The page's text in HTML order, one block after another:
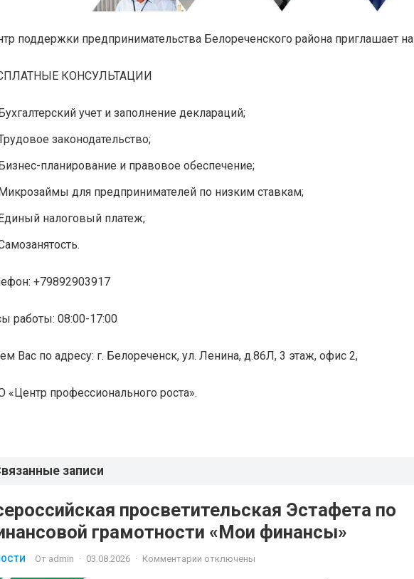
поддержки предпринимательства Белореченского района приглашает на
КОНСУЛЬТАЦИИ
учет и заполнение деклараций;
законодательство;
планирование и правовое обеспечение;
для предпринимателей по низким ставкам;
налоговый платеж;
+79892903917
работы: 08:00-17:00
Вас по адресу: г. Белореченск, ул. Ленина, д.86Л, 3 этаж, офис 2,
«Центр профессионального роста».
записи
просветительская Эстафета по
грамотности «Мои финансы»
От admin · 03.08.2026 · Комментарии отключены